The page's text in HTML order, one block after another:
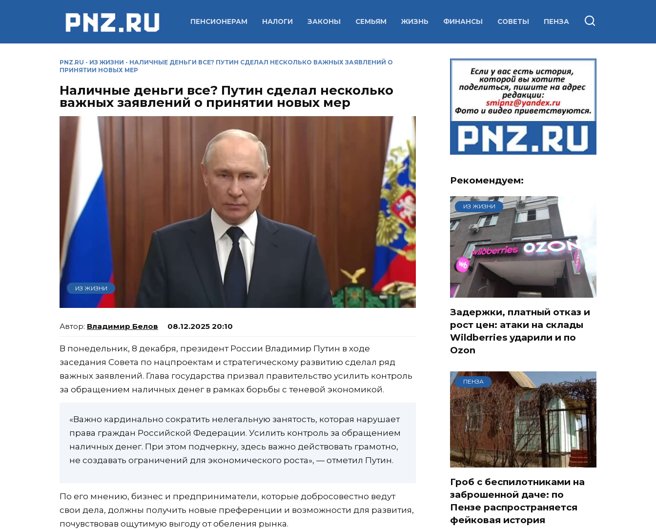
ПЕНСИОНЕРАМ НАЛОГИ ЗАКОНЫ СЕМЬЯМ ЖИЗНЬ ФИНАНСЫ СОВЕТЫ ПЕНЗА
PNZ.RU - ИЗ ЖИЗНИ - НАЛИЧНЫЕ ДЕНЬГИ ВСЕ? ПУТИН СДЕЛАЛ НЕСКОЛЬКО ВАЖНЫХ ЗАЯВЛЕНИЙ О
ПРИНЯТИИ НОВЫХ МЕР
Наличные деньги все? Путин сделал несколько
важных заявлений о принятии новых мер
ИЗ ЖИЗНИ
Владимир Белов 08.12.2025 20:10
В понедельник, 8 декабря, президент России Владимир Путин в ходе
заседания Совета по нацпроектам и стратегическому развитию сделал ряд
важных заявлений. Глава государства призвал правительство усилить контроль
за обращением наличных денег в рамках борьбы с теневой экономикой.
«Важно кардинально сократить нелегальную занятость, которая нарушает
права граждан Российской Федерации. Усилить контроль за обращением
наличных денег. При этом подчеркну, здесь важно действовать грамотно,
не создавать ограничений для экономического роста», — отметил Путин.
По его мнению, бизнес и предприниматели, которые добросовестно ведут
свои дела, должны получить новые преференции и возможности для развития,
почувствовав ощутимую выгоду от обеления рынка.
Рекомендуем:
ИЗ ЖИЗНИ
Задержки, платный отказ и
рост цен: атаки на склады
Wildberries ударили и по
Ozon
ПЕНЗА
Гроб с беспилотниками на
заброшенной даче: по
Пензе распространяется
фейковая история